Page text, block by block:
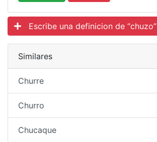
Escribe una definicion de “chuzo”
Similares
Churre
Churro
Chucaque